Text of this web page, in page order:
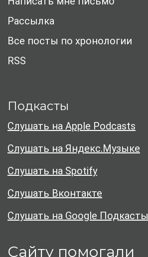
Рассылка
Все посты по хронологии
RSS
Подкасты
Слушать на Apple Podcasts
Слушать на Яндекс.Музыке
Слушать на Spotify
Слушать Вконтакте
Слушать на Google Подкасты
Сайту помогали